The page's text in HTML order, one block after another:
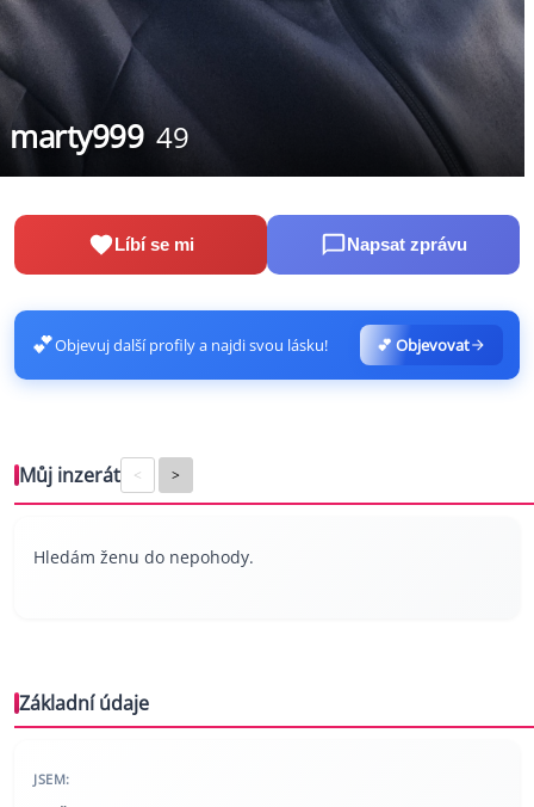
marty999 49
Líbí se mi Napsat zprávu
💕Objevuj další profily a najdi svou lásku! 💕 Objevovat
Můj inzerát < >
Hledám ženu do nepohody.
Základní údaje
JSEM: